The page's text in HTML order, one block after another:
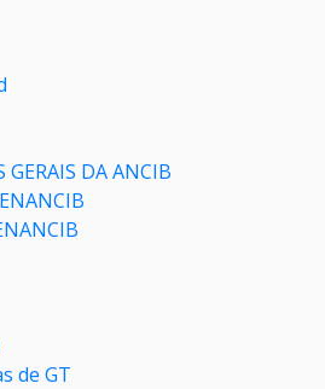
GERAIS DA ANCIB
de GT